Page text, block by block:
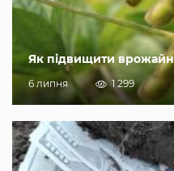
Як підвищити
6 липня 1 299